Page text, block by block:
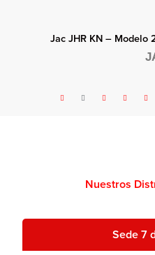
Jac JHR KN – Modelo
Nuestros
Sede 7